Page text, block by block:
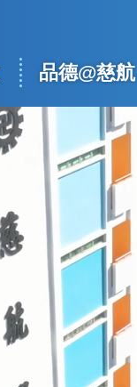
品德@慈航